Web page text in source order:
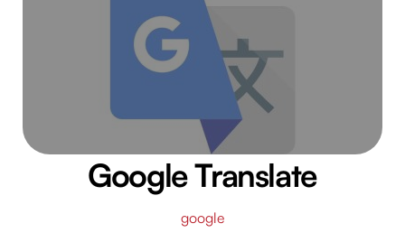
Google Translate
google